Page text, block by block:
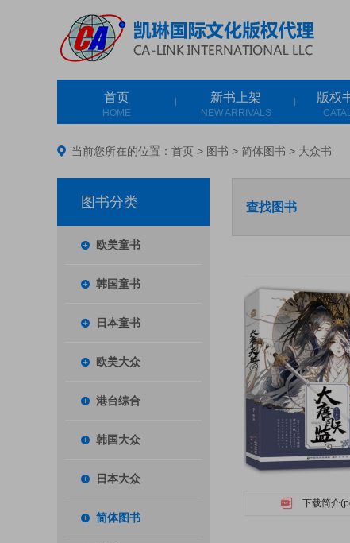
首页
HOME
新书上架
NEW ARRIVALS
版权
当前您所在的位置： 首页 > 图书 > 简体图书 > 大众书
图书分类
欧美童书
韩国童书
日本童书
欧美大众
港台综合
韩国大众
日本大众
简体图书
查找图书
下载简介